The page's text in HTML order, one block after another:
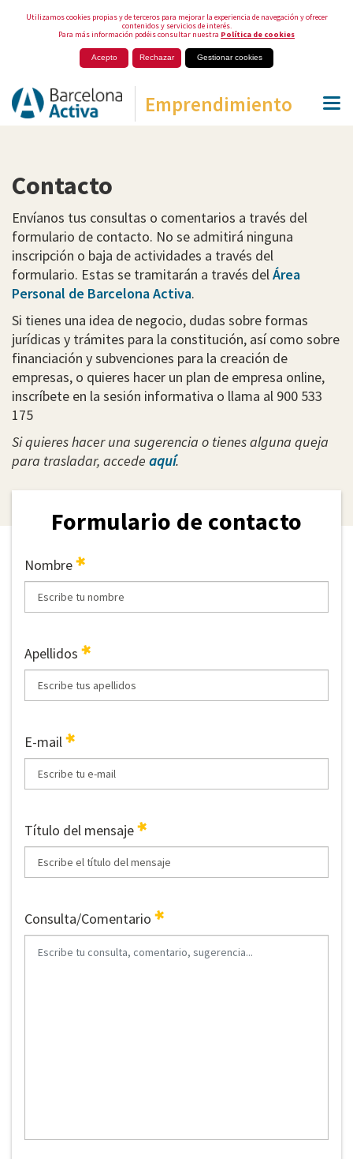
Utilizamos cookies propias y de terceros para mejorar la experiencia de navegación y ofrecer
contenidos y servicios de interés.
Para más información podéis consultar nuestra Política de cookies
Acepto Rechazar Gestionar cookies
Emprendimiento
Contacto
Envíanos tus consultas o comentarios a través del
formulario de contacto. No se admitirá ninguna
inscripción o baja de actividades a través del
formulario. Estas se tramitarán a través delÁrea
Personal de Barcelona Activa.
Si tienes una idea de negocio, dudas sobre formas
jurídicas y trámites para la constitución, así como sobre
financiación y subvenciones para la creación de
empresas, o quieres hacer un plan de empresa online,
inscríbete en la sesión informativa o llama al 900 533
175
Si quieres hacer una sugerencia o tienes alguna queja
para trasladar, accede aquí.
Formulario de contacto
Nombre
Apellidos
E-mail
Título del mensaje
Consulta/Comentario